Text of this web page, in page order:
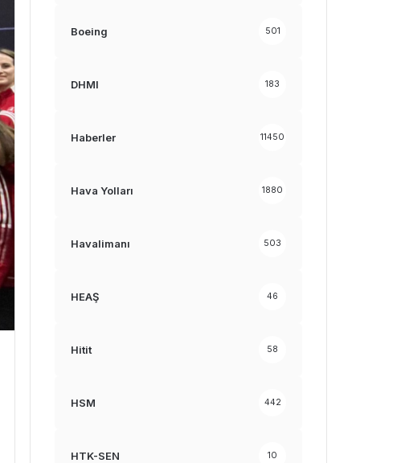
Boeing 501
DHMI 183
Haberler 11450
Hava Yolları 1880
Havalimanı 503
HEAŞ 46
Hitit 58
HSM 442
HTK-SEN 10